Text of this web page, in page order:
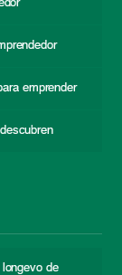
emprender
de